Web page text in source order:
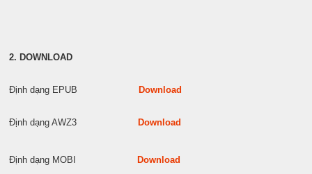
2. DOWNLOAD
Định dạng EPUB Download
Định dạng AWZ3 Download
Định dạng MOBI Download